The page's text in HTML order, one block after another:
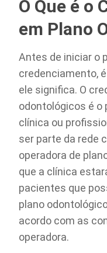
O Que é o
em Plano
Antes de iniciar o
credenciamento,
ele significa. O
odontológicos é o
clínica ou
ser parte da rede
operadora de
que a clínica
pacientes que
plano
acordo com as
operadora.